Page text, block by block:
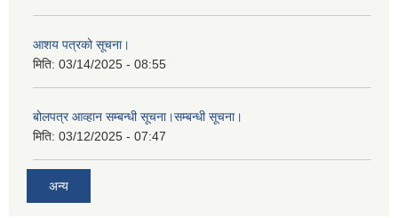
आशय पत्रको सूचना।
मिति: 03/14/2025 - 08:55
बोलपत्र आव्हान सम्बन्धी सूचना।सम्बन्धी सूचना।
मिति: 03/12/2025 - 07:47
अन्य